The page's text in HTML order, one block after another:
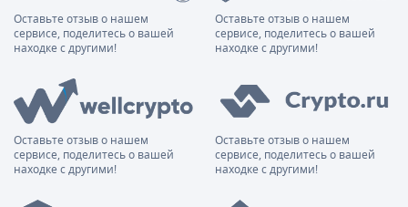
Оставьте отзыв о нашем
сервисе, поделитесь о вашей
находке с другими!
Оставьте отзыв о нашем
сервисе, поделитесь о вашей
находке с другими!
Оставьте отзыв о нашем
сервисе, поделитесь о вашей
находке с другими!
Оставьте отзыв о нашем
сервисе, поделитесь о вашей
находке с другими!